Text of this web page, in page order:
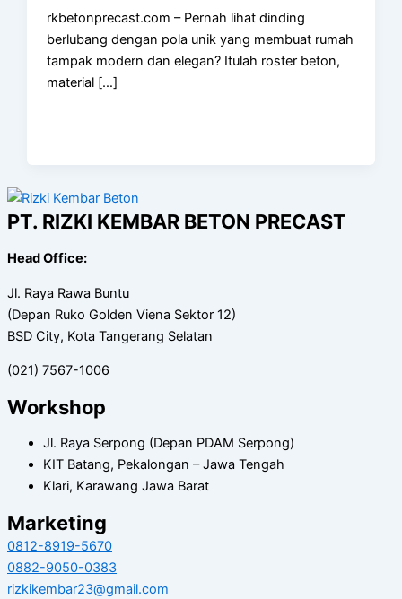
rkbetonprecast.com – Pernah lihat dinding
berlubang dengan pola unik yang membuat rumah
tampak modern dan elegan? Itulah roster beton,
material […]
PT. RIZKI KEMBAR BETON PRECAST
Head Office:
Jl. Raya Rawa Buntu
(Depan Ruko Golden Viena Sektor 12)
BSD City, Kota Tangerang Selatan
(021) 7567-1006
Workshop
Jl. Raya Serpong (Depan PDAM Serpong)
KIT Batang, Pekalongan – Jawa Tengah
Klari, Karawang Jawa Barat
Marketing
0812-8919-5670
0882-9050-0383
rizkikembar23@gmail.com